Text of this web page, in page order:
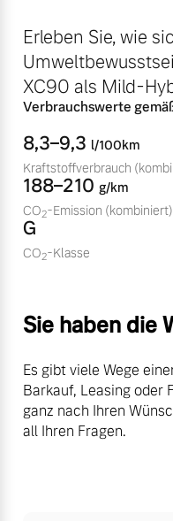
Fahrzeug
Sofort verfügbare
Finanzierung &
Versicherung
Erleben Sie, wie
XC90 als Mild-
Verbrauchswerte
8,3–9,3 l/100km
Kraftstoffverbrauch
188–210 g/km
CO2-Emission (kombiniert)
G
CO2-Klasse
Sie haben die
Es gibt viele Wege
Barkauf, Leasing oder
ganz nach Ihren
all Ihren Fragen.